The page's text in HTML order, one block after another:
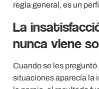
regla general, es un
La
nunca viene
Cuando se les
situaciones aparecía la